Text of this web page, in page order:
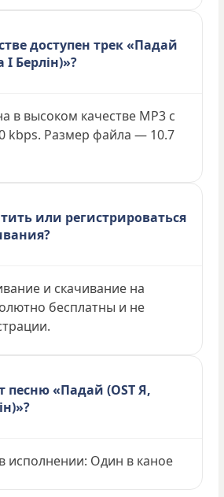
доступен трек «Падай
І Берлін)»?
в высоком качестве MP3 с
kbps. Размер файла — 10.7
или регистрироваться
и скачивание на
бесплатны и не
песню «Падай (OST Я,
исполнении: Один в каное